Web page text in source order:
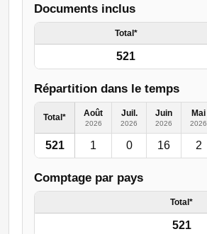
Documents inclus
Total*
521
Répartition dans le temps
Total* Août
2026
Juil.
2026
Juin
2026
Mai
2026
521 1 0 16 2
Comptage par pays
Total*
521